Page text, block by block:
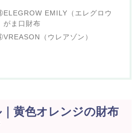
EMILY（エレグロウ
がま口財布
（ウレアゾン）
黄色オレンジの財布